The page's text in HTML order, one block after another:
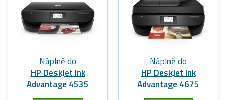
Náplně do
HP DeskJet Ink
Advantage 4535
Náplně do
HP DeskJet Ink
Advantage 4675